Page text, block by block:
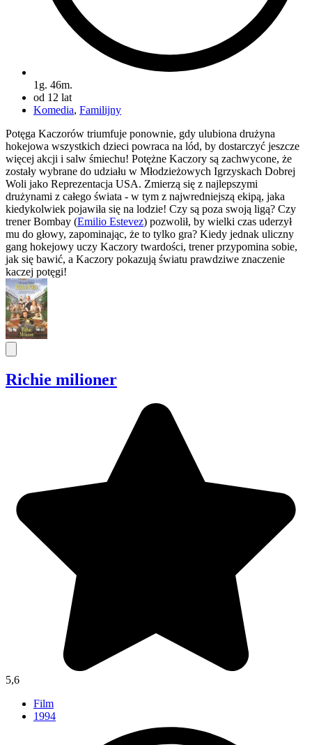
1g. 46m.
od 12 lat
Komedia, Familijny
Potęga Kaczorów triumfuje ponownie, gdy ulubiona drużyna
hokejowa wszystkich dzieci powraca na lód, by dostarczyć jeszcze
więcej akcji i salw śmiechu! Potężne Kaczory są zachwycone, że
zostały wybrane do udziału w Młodzieżowych Igrzyskach Dobrej
Woli jako Reprezentacja USA. Zmierzą się z najlepszymi
drużynami z całego świata - w tym z najwredniejszą ekipą, jaka
kiedykolwiek pojawiła się na lodzie! Czy są poza swoją ligą? Czy
trener Bombay (Emilio Estevez) pozwolił, by wielki czas uderzył
mu do głowy, zapominając, że to tylko gra? Kiedy jednak uliczny
gang hokejowy uczy Kaczory twardości, trener przypomina sobie,
jak się bawić, a Kaczory pokazują światu prawdziwe znaczenie
kaczej potęgi!
Richie milioner
5,6
Film
1994